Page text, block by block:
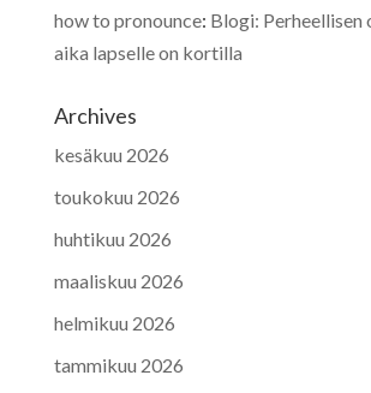
how to pronounce: Blogi: Perheellisen
aika lapselle on kortilla
Archives
kesäkuu 2026
toukokuu 2026
huhtikuu 2026
maaliskuu 2026
helmikuu 2026
tammikuu 2026